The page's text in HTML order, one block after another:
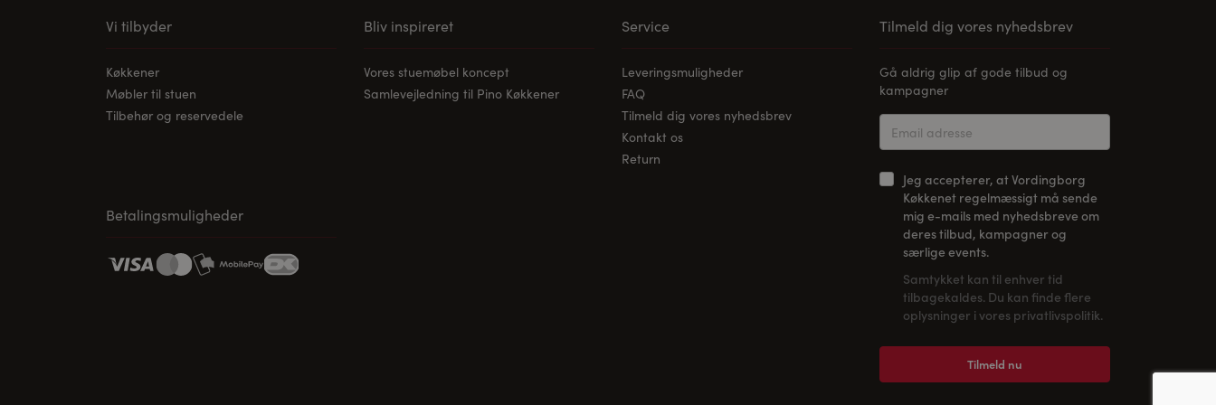
Vi tilbyder
Køkkener
Møbler til stuen
Tilbehør og reservedele
Bliv inspireret
Vores stuemøbel koncept
Samlevejledning til Pino Køkkener
Service
Leveringsmuligheder
FAQ
Tilmeld dig vores nyhedsbrev
Kontakt os
Return
Tilmeld dig vores nyhedsbrev
Gå aldrig glip af gode tilbud og
kampagner
Jeg accepterer, at Vordingborg
Køkkenet regelmæssigt må sende
mig e-mails med nyhedsbreve om
deres tilbud, kampagner og
særlige events.
Samtykket kan til enhver tid
tilbagekaldes. Du kan finde flere
oplysninger i vores privatlivspolitik.
Tilmeld nu
Betalingsmuligheder